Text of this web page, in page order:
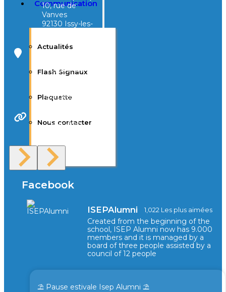
Communication
Actualités
Flash Signaux
Plaquette
Nous contacter
F.A.Q
10, rue de
Vanves
92130 Issy-les-
40, avenue
d’Eysines
Bordeaux
Site Web
Facebook
ISEPAlumni 1,022 Les plus aimées
Created from the beginning of the
school, ISEP Alumni now has 9.000
members and it is managed by a
board of three people assisted by a
council of 12 people
⛱️ Pause estivale Isep Alumni ⛱️